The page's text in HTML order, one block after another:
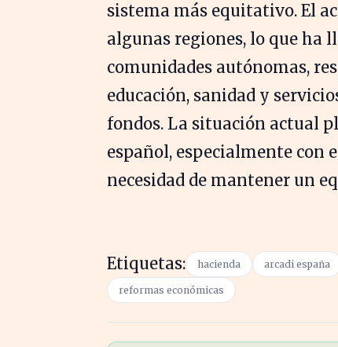
sistema más equitativo. El
algunas regiones, lo que ha
comunidades autónomas,
educación, sanidad y
fondos. La situación actual
español, especialmente con
necesidad de mantener un
Etiquetas: hacienda arcadi españa
reformas económicas